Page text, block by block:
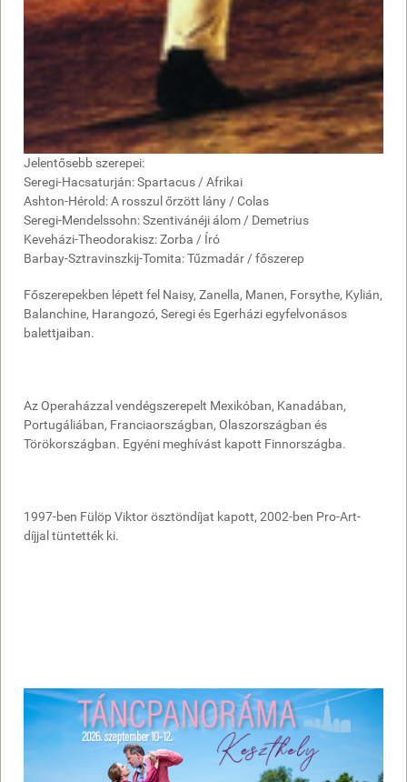
Jelentősebb szerepei:
Seregi-Hacsaturján: Spartacus / Afrikai
Ashton-Hérold: A rosszul őrzött lány / Colas
Seregi-Mendelssohn: Szentivánéji álom / Demetrius
Keveházi-Theodorakisz: Zorba / Író
Barbay-Sztravinszkij-Tomita: Tűzmadár / főszerep
Főszerepekben lépett fel Naisy, Zanella, Manen, Forsythe, Kylián,
Balanchine, Harangozó, Seregi és Egerházi egyfelvonásos
balettjaiban.
Az Operaházzal vendégszerepelt Mexikóban, Kanadában,
Portugáliában, Franciaországban, Olaszországban és
Törökországban. Egyéni meghívást kapott Finnországba.
1997-ben Fülöp Viktor ösztöndíjat kapott, 2002-ben Pro-Art-
díjjal tüntették ki.